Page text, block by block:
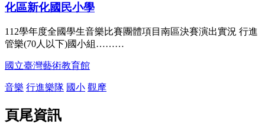
化區新化國民小學
112學年度全國學生音樂比賽團體項目南區決賽演出實況 行進
管樂(70人以下)國小組………
國立臺灣藝術教育館
音樂 行進樂隊 國小 觀摩
頁尾資訊